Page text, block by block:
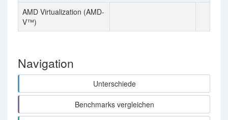
AMD Virtualization (AMD-
V™)
Navigation
Unterschiede
Benchmarks vergleichen